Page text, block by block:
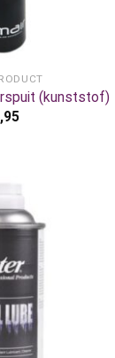
(kunststof)